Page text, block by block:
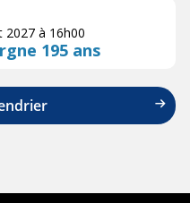
2027 à 16h00
195 ans